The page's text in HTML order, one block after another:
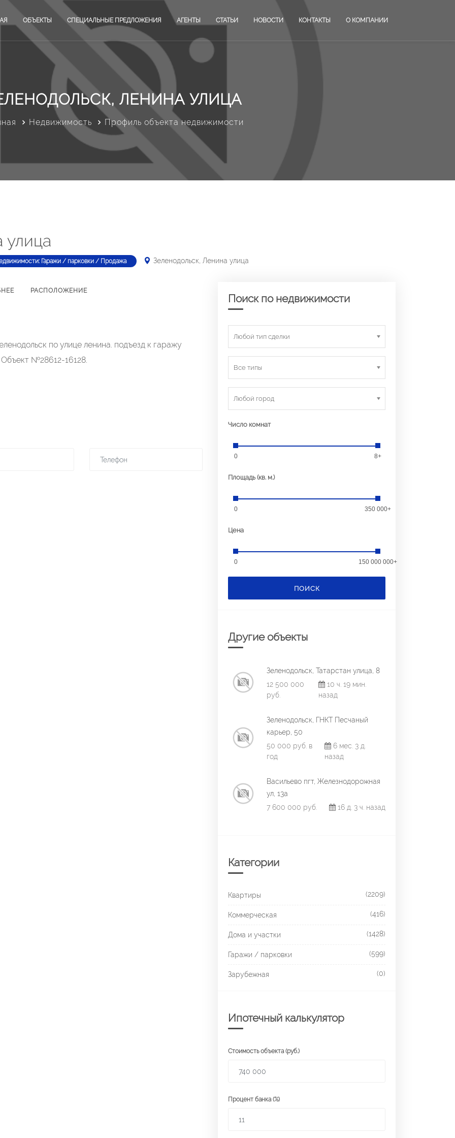
ОБЪЕКТЫ СПЕЦИАЛЬНЫЕ ПРЕДЛОЖЕНИЯ АГЕНТЫ СТАТЬИ НОВОСТИ КОНТАКТЫ О КОМПАНИИ
ЛЕНИНА УЛИЦА
Недвижимость Профиль объекта недвижимости
улица
Гаражи / парковки / Продажа Зеленодольск, Ленина улица
РАСПОЛОЖЕНИЕ
по улице ленина. подъезд к гаражу
№28612-16128.
Поиск по недвижимости
Любой тип сделки
Все типы
Любой город
Число комнат
0 8+
Площадь (кв. м.)
0 350 000+
Цена
0 150 000 000+
ПОИСК
Другие объекты
Зеленодольск, Татарстан улица, 8
12 500 000
руб.
10 ч. 19 мин.
назад
Зеленодольск, ГНКТ Песчаный
карьер, 50
50 000 руб. в
год
6 мес. 3 д.
назад
Васильево пгт, Железнодорожная
ул, 13а
7 600 000 руб.
16 д. 3 ч. назад
Категории
Квартиры (2209)
Коммерческая (416)
Дома и участки (1428)
Гаражи / парковки (599)
Зарубежная (0)
Ипотечный калькулятор
Стоимость объекта (руб.)
Процент банка (%)